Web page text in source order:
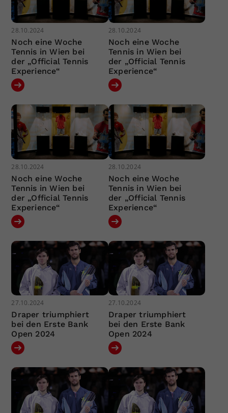
28.10.2024
Noch eine Woche
Tennis in Wien bei
der „Official Tennis
Experience“
28.10.2024
Noch eine Woche
Tennis in Wien bei
der „Official Tennis
Experience“
28.10.2024
Noch eine Woche
Tennis in Wien bei
der „Official Tennis
Experience“
28.10.2024
Noch eine Woche
Tennis in Wien bei
der „Official Tennis
Experience“
27.10.2024
Draper triumphiert
bei den Erste Bank
Open 2024
27.10.2024
Draper triumphiert
bei den Erste Bank
Open 2024